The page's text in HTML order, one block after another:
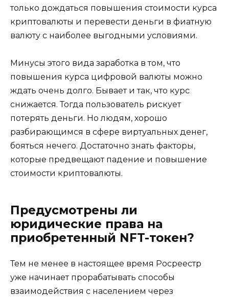
только дождаться повышения стоимости курса
криптовалюты и перевести деньги в фиатную
валюту с наиболее выгодными условиями.
Минусы этого вида заработка в том, что
повышения курса цифровой валюты можно
ждать очень долго. Бывает и так, что курс
снижается. Тогда пользователь рискует
потерять деньги. Но людям, хорошо
разбирающимся в сфере виртуальных денег,
бояться нечего. Достаточно знать факторы,
которые предвещают падение и повышение
стоимости криптовалюты.
Предусмотрены ли
юридические права на
приобретенный NFT-токен?
Тем не менее в настоящее время Росреестр
уже начинает прорабатывать способы
взаимодействия с населением через